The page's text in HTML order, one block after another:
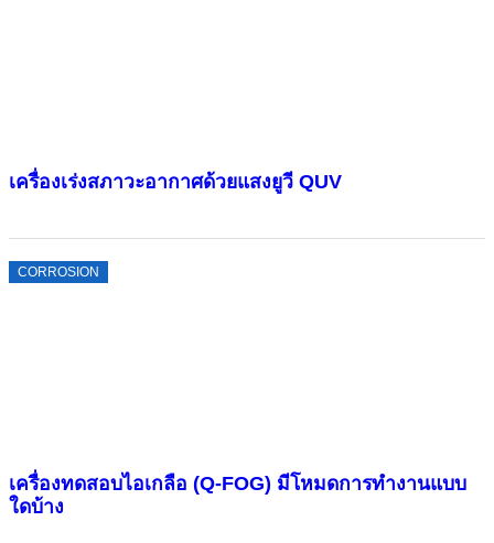
เครื่องเร่งสภาวะอากาศด้วยแสงยูวี QUV
CORROSION
เครื่องทดสอบไอเกลือ (Q-FOG) มีโหมดการทำงานแบบ
ใดบ้าง